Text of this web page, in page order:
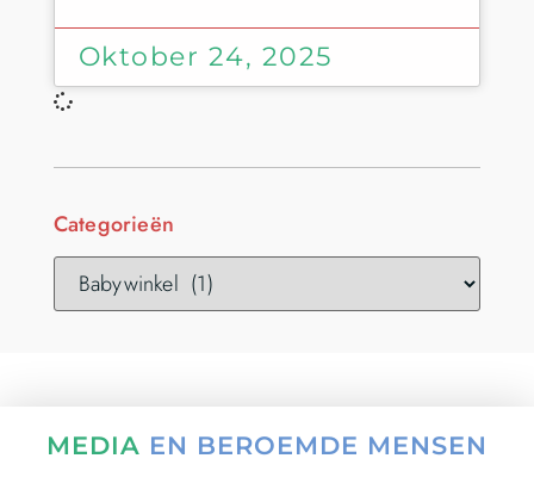
Categorieën
Oktober 24, 2025
MEDIA EN BEROEMDE MENSEN